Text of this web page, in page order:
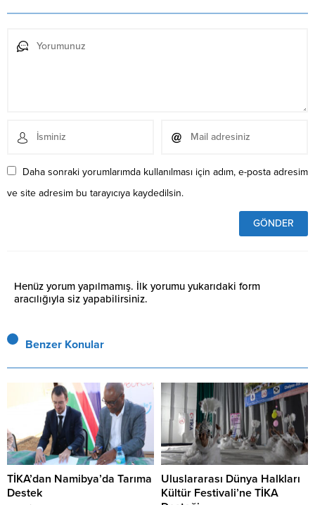
Daha sonraki yorumlarımda kullanılması için adım, e-posta adresim
ve site adresim bu tarayıcıya kaydedilsin.
Henüz yorum yapılmamış. İlk yorumu yukarıdaki form
aracılığıyla siz yapabilirsiniz.
Benzer Konular
TİKA’dan Namibya’da Tarıma
Destek
Uluslararası Dünya Halkları
Kültür Festivali’ne TİKA